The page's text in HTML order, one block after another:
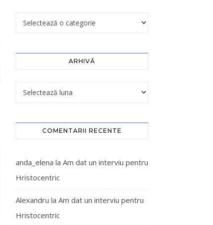
ARHIVĂ
COMENTARII RECENTE
anda_elena la Am dat un interviu pentru
Hristocentric
Alexandru la Am dat un interviu pentru
Hristocentric